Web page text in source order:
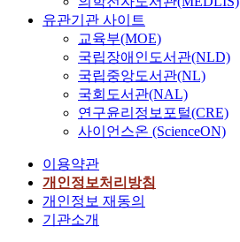
유관기관 사이트
교육부(MOE)
국립장애인도서관(NLD)
국립중앙도서관(NL)
국회도서관(NAL)
연구윤리정보포털(CRE)
사이언스온 (ScienceON)
이용약관
개인정보처리방침
개인정보 재동의
기관소개